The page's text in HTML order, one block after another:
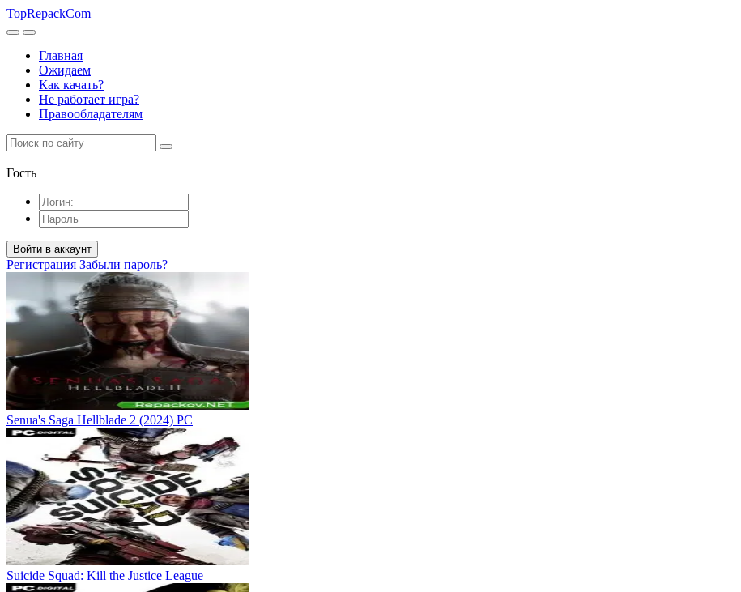
TopRepackCom
Главная
Ожидаем
Как качать?
Не работает игра?
Правообладателям
Гость
Войти в аккаунт
Регистрация Забыли пароль?
Senua's Saga Hellblade 2 (2024) PC
Suicide Squad: Kill the Justice League